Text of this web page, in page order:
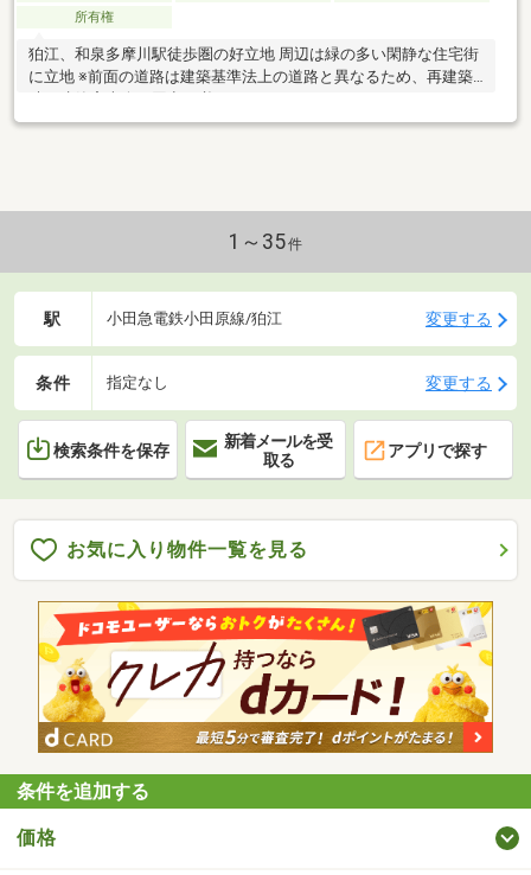
所有権
狛江、和泉多摩川駅徒歩圏の好立地 周辺は緑の多い閑静な住宅街
に立地 ※前面の道路は建築基準法上の道路と異なるため、再建築
1～35件
駅 小田急電鉄小田原線/狛江 変更する
条件 指定なし 変更する
検索条件を保存
新着メールを受
取る
アプリで探す
お気に入り物件一覧を見る
条件を追加する
価格